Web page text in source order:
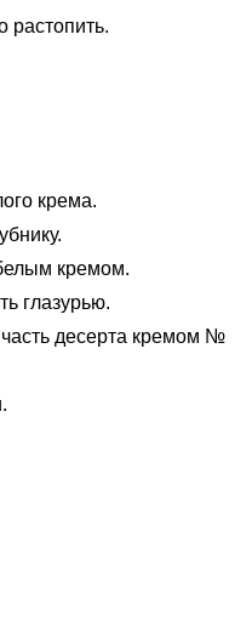
растопить.
крема.
кремом.
глазурью.
десерта кремом №